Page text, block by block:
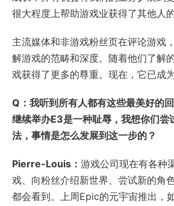
很大程度上帮助游戏业获得了其他人的
主流媒体和非游戏粉丝页在评论游戏
解游戏的范畴和深度。随着他们了解
戏获得了更多的尊重。现在，它已成
Q：我听到所有人都有这些最美好的
继续举办E3是一种耻辱，我想你们尝
法，事情是怎么发展到这一步的？
Pierre-Louis： 游戏公司现在有各种
戏、向粉丝介绍新世界、尝试新的角
都会看到。上周Epic的元宇宙推出，